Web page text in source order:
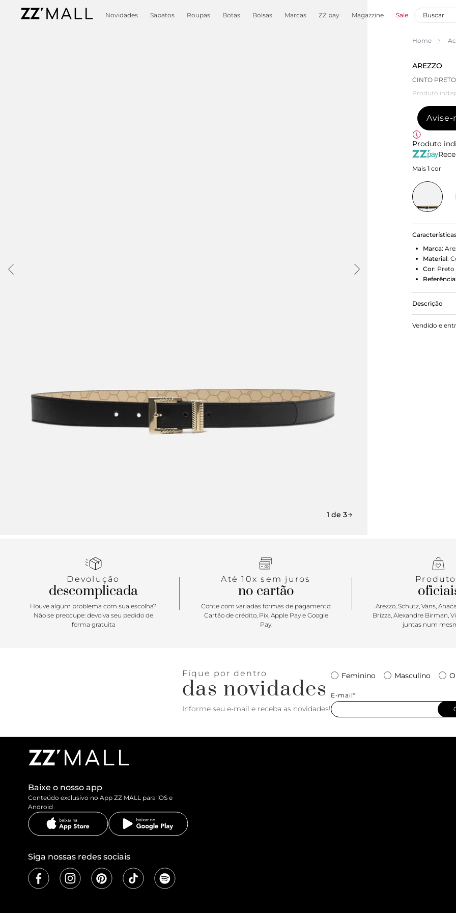
Novidades Sapatos Roupas Botas Bolsas Marcas ZZ pay Magazzine Sale
1 de 3
Home
AREZZO
CINTO
Produto
Avise-
Produto
Mais 1 cor
Marca:
Material:
Cor: Preto
Referência:
Descrição
Cinto preto
fivela
Vendido e
Devolução
descomplicada
Houve algum problema com sua escolha?
Não se preocupe: devolva seu pedido de
forma gratuita
Até 10x sem juros
no cartão
Conte com variadas formas de pagamento:
Cartão de crédito, Pix, Apple Pay e Google
Pay.
Arezzo, Schutz, Vans,
Brizza, Alexandre Birman,
juntas num
Fique por dentro
das novidades
Informe seu e-mail e receba as novidades!
Feminino Masculino
E-mail*
Baixe o nosso app
Conteúdo exclusivo no App ZZ MALL para iOS e
Android
Siga nossas redes sociais